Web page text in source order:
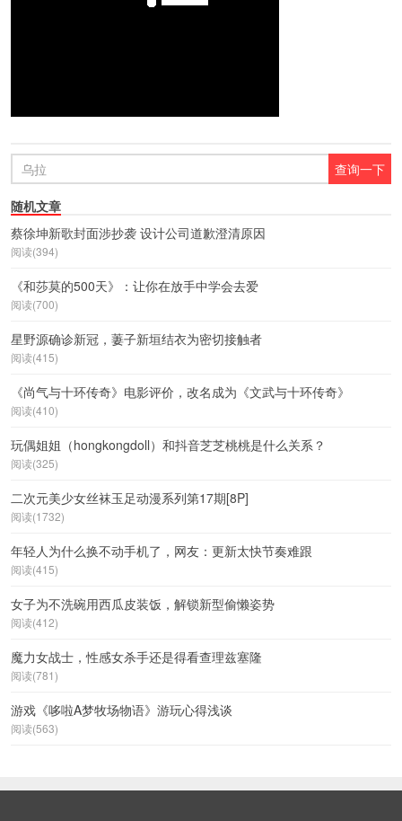
随机文章
蔡徐坤新歌封面涉抄袭 设计公司道歉澄清原因
阅读(394)
《和莎莫的500天》：让你在放手中学会去爱
阅读(700)
星野源确诊新冠，萋子新垣结衣为密切接触者
阅读(415)
《尚气与十环传奇》电影评价，改名成为《文武与十环传奇》
阅读(410)
玩偶姐姐（hongkongdoll）和抖音芝芝桃桃是什么关系？
阅读(325)
二次元美少女丝袜玉足动漫系列第17期[8P]
阅读(1732)
年轻人为什么换不动手机了，网友：更新太快节奏难跟
阅读(415)
女子为不洗碗用西瓜皮装饭，解锁新型偷懒姿势
阅读(412)
魔力女战士，性感女杀手还是得看查理兹塞隆
阅读(781)
游戏《哆啦A梦牧场物语》游玩心得浅谈
阅读(563)